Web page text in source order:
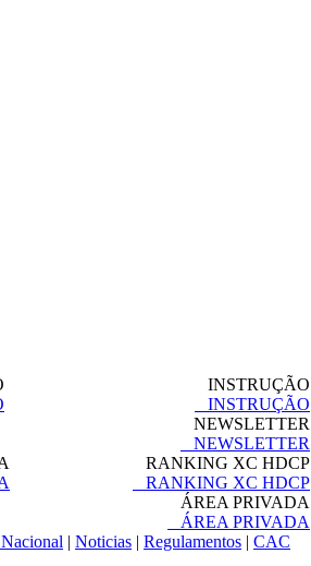
INSTRUÇÃO
INSTRUÇÃO
NEWSLETTER
NEWSLETTER
RANKING XC HDCP
RANKING XC HDCP
ÁREA PRIVADA
ÁREA PRIVADA
| Noticias | Regulamentos | CAC